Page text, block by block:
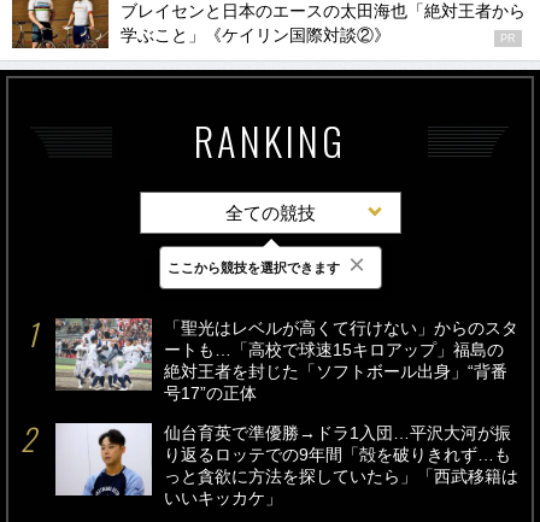
ブレイセンと日本のエースの太田海也「絶対王者から
学ぶこと」《ケイリン国際対談②》
PR
RANKING
全ての競技
最新 24時間 週間
「聖光はレベルが高くて行けない」からのスタ
ートも…「高校で球速15キロアップ」福島の
絶対王者を封じた「ソフトボール出身」“背番
号17”の正体
仙台育英で準優勝→ドラ1入団…平沢大河が振
り返るロッテでの9年間「殻を破りきれず…も
っと貪欲に方法を探していたら」「西武移籍は
いいキッカケ」
ここから競技を選択できます ×